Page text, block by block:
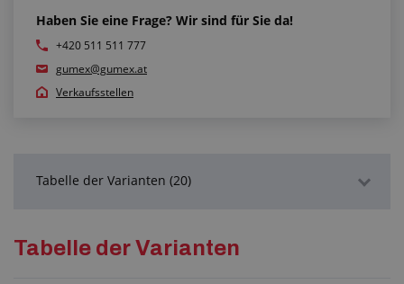
Weitere Inforrmationen:
Sollten Sie das passende Profil oder die passende
Form nicht finden, besuchen Sie unsere Sektion
Maßgeschneiderte Profile als Meterware
Haben Sie eine Frage? Wir sind für Sie da!
+420 511 511 777
gumex@gumex.at
Verkaufsstellen
Tabelle der Varianten (20)
Tabelle der Varianten